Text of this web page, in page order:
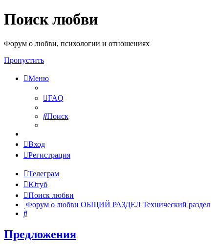
Поиск любви
Форум о любви, психологии и отношениях
Пропустить
Меню
FAQ
Поиск
Вход
Регистрация
Телеграм
Ютуб
Поиск любви
Форум о любви ОБЩИЙ РАЗДЕЛ Технический раздел
Поиск
Предложения